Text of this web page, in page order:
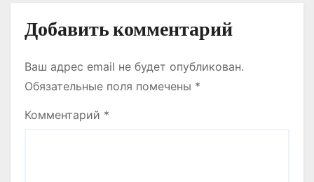
Добавить комментарий
Ваш адрес email не будет опубликован.
Обязательные поля помечены *
Комментарий *